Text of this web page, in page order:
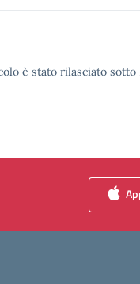
è stato rilasciato